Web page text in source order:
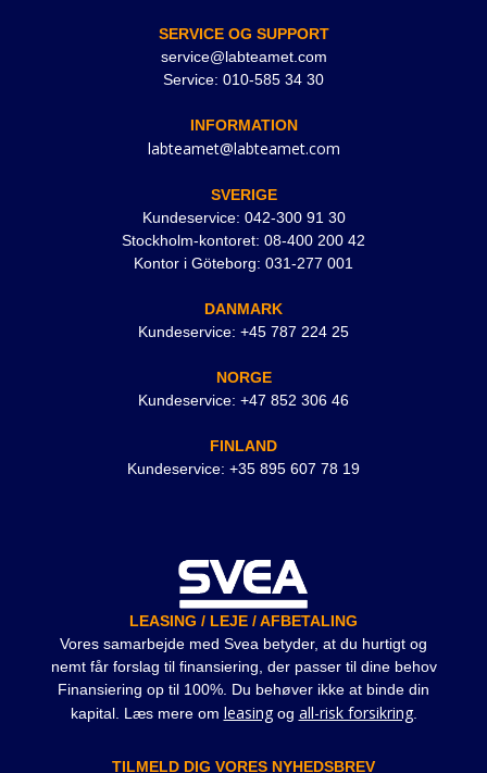
SERVICE OG SUPPORT
service@labteamet.com
Service: 010-585 34 30
INFORMATION
labteamet@labteamet.com
SVERIGE
Kundeservice: 042-300 91 30
Stockholm-kontoret: 08-400 200 42
Kontor i Göteborg: 031-277 001
DANMARK
Kundeservice: +45 787 224 25
NORGE
Kundeservice: +47 852 306 46
FINLAND
Kundeservice: +35 895 607 78 19
LEASING / LEJE / AFBETALING
Vores samarbejde med Svea betyder, at du hurtigt og
nemt får forslag til finansiering, der passer til dine behov
Finansiering op til 100%. Du behøver ikke at binde din
kapital. Læs mere om leasingog all-risk forsikring.
TILMELD DIG VORES NYHEDSBREV